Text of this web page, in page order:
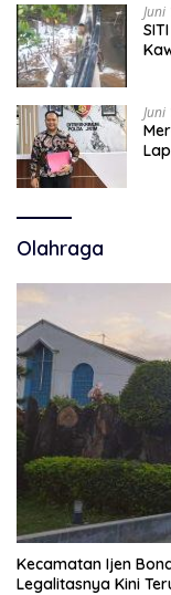
Juni
Juni
Olahraga
Kecamatan Ijen
Legalitasnya Kini